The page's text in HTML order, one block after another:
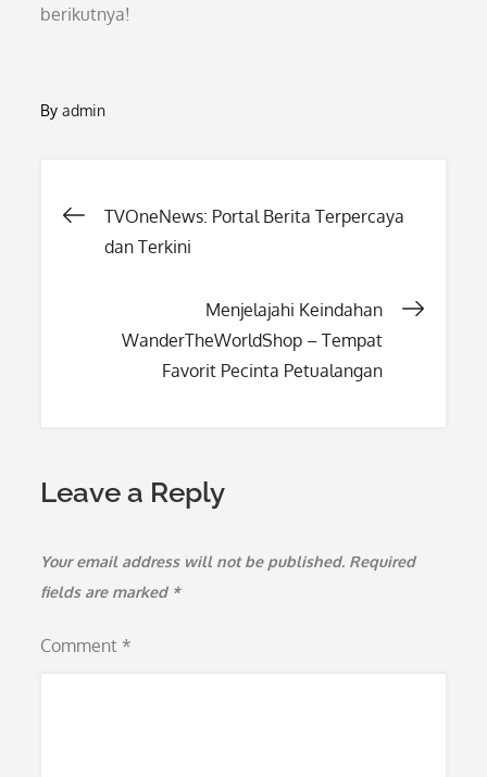
berikutnya!
Byadmin
Post
TVOneNews: Portal Berita Terpercaya
dan Terkini
Menjelajahi Keindahan
WanderTheWorldShop – Tempat
Favorit Pecinta Petualangan
Leave a Reply
Your email address will not be published. Required
fields are marked *
Comment *